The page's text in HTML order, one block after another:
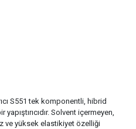
S551 tek komponentli, hibrid
Solvent içermeyen,
ve yüksek elastikiyet özelliği